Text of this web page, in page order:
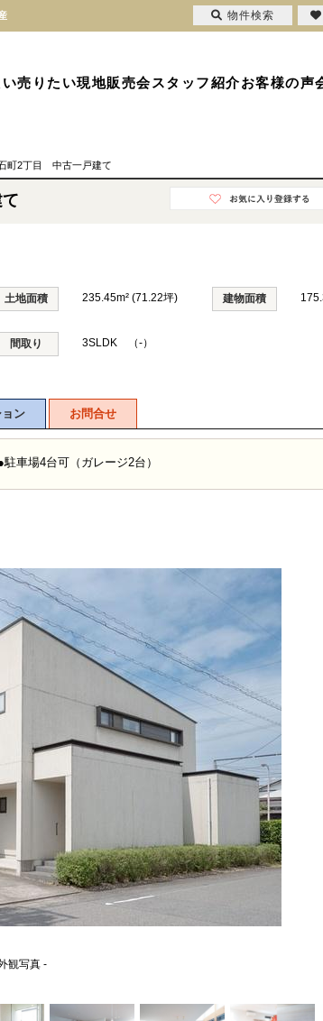
売りたい現地販売会スタッフ紹介お客様の声
町2丁目 中古一戸建て
土地面積 235.45m² (71.22坪) 建物面積
間取り 3SLDK （-）
ン お問合せ
車場4台可（ガレージ2台）
観写真 -
物件検索